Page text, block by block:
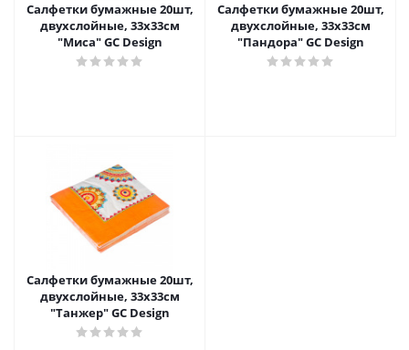
Салфетки бумажные 20шт,
двухслойные, 33x33см
"Миса" GC Design
Салфетки бумажные 20шт,
двухслойные, 33x33см
"Пандора" GC Design
Салфетки бумажные 20шт,
двухслойные, 33x33см
"Танжер" GC Design